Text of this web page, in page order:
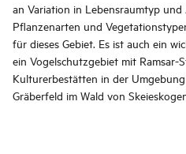
an Variation in Lebensraumtyp
Pflanzenarten und
für dieses Gebiet. Es ist auch ein
ein Vogelschutzgebiet mit Ramsar-
Kulturerbestätten in der
Gräberfeld im Wald von